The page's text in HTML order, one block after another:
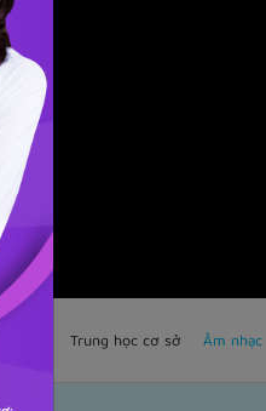
Trung học cơ sở Âm nhạc